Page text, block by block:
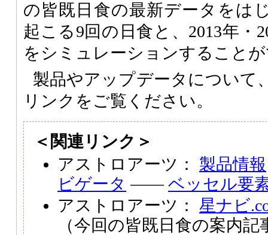
の皆既日食の最新データをは
起こる9回の日食と、2013年・
をシミュレーションすること
製品やアップデータについて
リンクをご覧ください。
＜関連リンク＞
アストロアーツ： 製品情報
ビゲータ ――ベッセル要
アストロアーツ： 星ナビ
（今回の皆既日食の案内記